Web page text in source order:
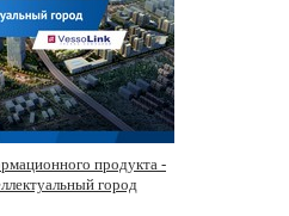
продукта -
город